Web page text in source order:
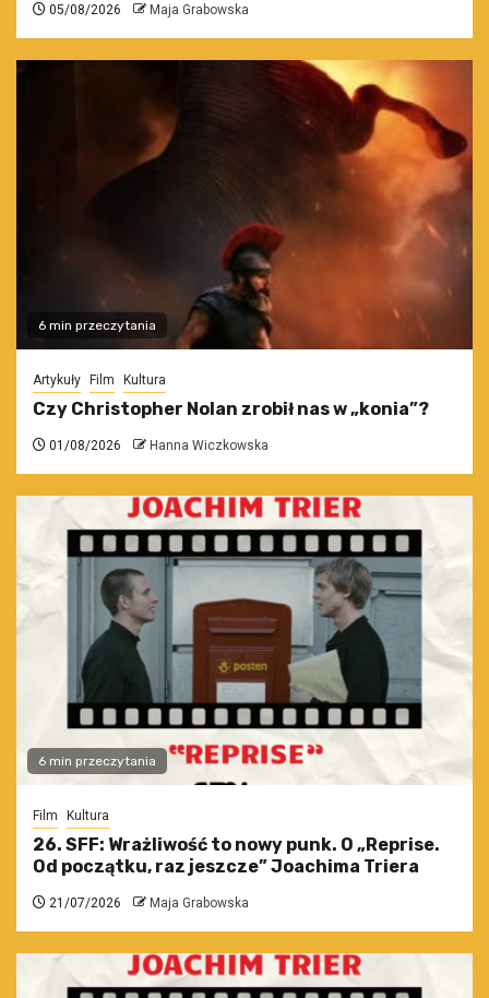
05/08/2026 Maja Grabowska
6 min przeczytania
Artykuły Film Kultura
Czy Christopher Nolan zrobił nas w „konia”?
01/08/2026 Hanna Wiczkowska
6 min przeczytania
Film Kultura
26. SFF: Wrażliwość to nowy punk. O „Reprise.
Od początku, raz jeszcze” Joachima Triera
21/07/2026 Maja Grabowska